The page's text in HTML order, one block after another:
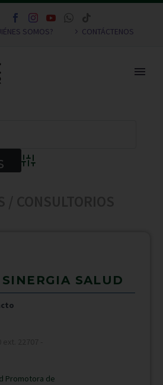
SOMOS? CONTÁCTENOS
Advanced Search
SALUD
Promotora de